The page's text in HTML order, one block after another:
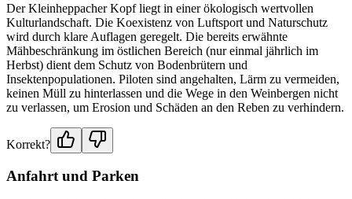
Der Kleinheppacher Kopf liegt in einer ökologisch wertvollen
Kulturlandschaft. Die Koexistenz von Luftsport und Naturschutz
wird durch klare Auflagen geregelt. Die bereits erwähnte
Mähbeschränkung im östlichen Bereich (nur einmal jährlich im
Herbst) dient dem Schutz von Bodenbrütern und
Insektenpopulationen. Piloten sind angehalten, Lärm zu vermeiden,
keinen Müll zu hinterlassen und die Wege in den Weinbergen nicht
zu verlassen, um Erosion und Schäden an den Reben zu verhindern.
Korrekt?
Anfahrt und Parken